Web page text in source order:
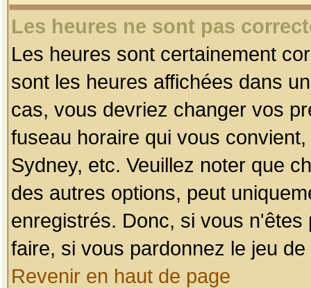
Les heures ne sont pas
Les heures sont certainement
sont les heures affichées dans
cas, vous devriez changer vos
fuseau horaire qui vous
Sydney, etc. Veuillez noter que
des autres options, peut
enregistrés. Donc, si vous
faire, si vous pardonnez le jeu
Revenir en haut de page